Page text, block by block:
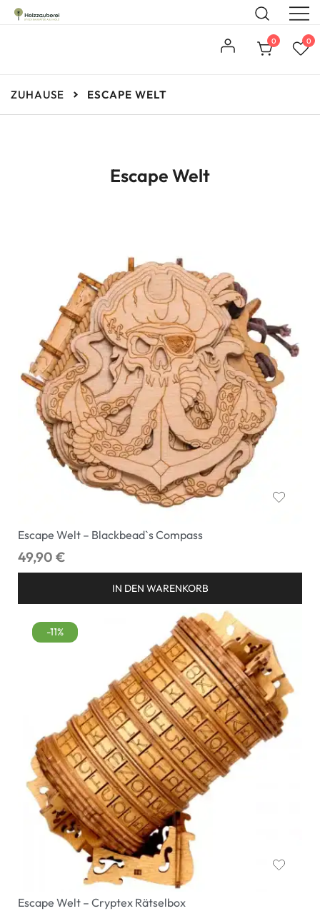
0 0
ZUHAUSE ESCAPE WELT
Escape Welt
Escape Welt – Blackbead`s Compass
49,90 €
IN DEN WARENKORB
-11%
Escape Welt – Cryptex Rätselbox